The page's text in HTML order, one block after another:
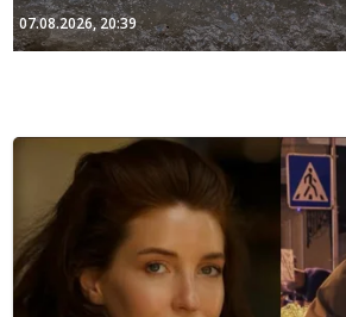
07.08.2026, 20:39